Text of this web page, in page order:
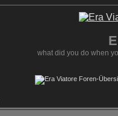
what did you do when